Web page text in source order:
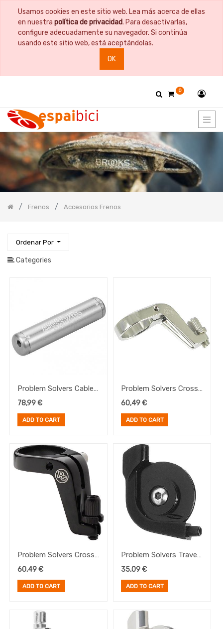
Usamos cookies en este sitio web. Lea más acerca de ellas
en nuestra política de privacidad. Para desactivarlas,
configure adecuadamente su navegador. Si continúa
usando este sitio web, está aceptándolas.
OK
0
Frenos Accesorios Frenos
Ordenar Por
Categories
CATEGORY
Portabidones
Bolsas
Comida
Cuadros
y
Horquillas
Documentación
Guardabarros
Manillares
Ropa
Bike
Frenos
Disco
Accesorios
Pedales
Portabultos
Problem Solvers Cable
Double 2:1
78,99€
ADD TO CART
Problem Solvers Cross
Cable Hanger w/adj.,
60,49€
ADD TO CART
Problem Solvers Cross
Cable Hanger w/adj.,
60,49€
ADD TO CART
Problem Solvers Travel
Agent, negro
35,09€
ADD TO CART